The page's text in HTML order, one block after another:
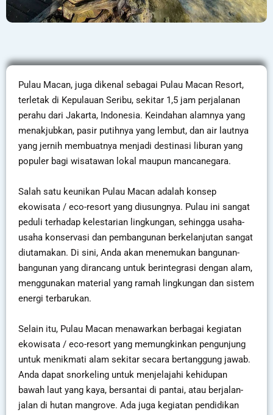
Pulau Macan, juga dikenal sebagai Pulau Macan Resort,
terletak di Kepulauan Seribu, sekitar 1,5 jam perjalanan
perahu dari Jakarta, Indonesia. Keindahan alamnya yang
menakjubkan, pasir putihnya yang lembut, dan air lautnya
yang jernih membuatnya menjadi destinasi liburan yang
populer bagi wisatawan lokal maupun mancanegara.
Salah satu keunikan Pulau Macan adalah konsep
ekowisata / eco-resort yang diusungnya. Pulau ini sangat
peduli terhadap kelestarian lingkungan, sehingga usaha-
usaha konservasi dan pembangunan berkelanjutan sangat
diutamakan. Di sini, Anda akan menemukan bangunan-
bangunan yang dirancang untuk berintegrasi dengan alam,
menggunakan material yang ramah lingkungan dan sistem
energi terbarukan.
Selain itu, Pulau Macan menawarkan berbagai kegiatan
ekowisata / eco-resort yang memungkinkan pengunjung
untuk menikmati alam sekitar secara bertanggung jawab.
Anda dapat snorkeling untuk menjelajahi kehidupan
bawah laut yang kaya, bersantai di pantai, atau berjalan-
jalan di hutan mangrove. Ada juga kegiatan pendidikan